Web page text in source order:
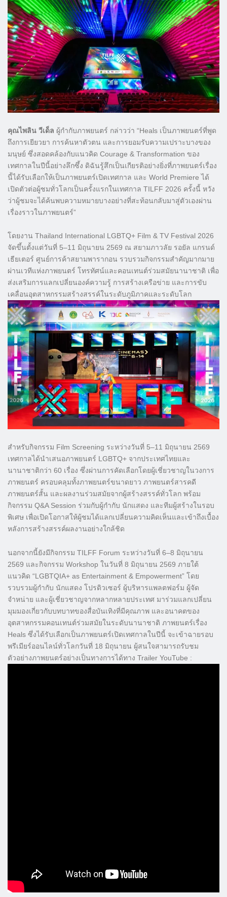
​คุณไพลิน วีเด็ล ผู้กำกับภาพยนตร์ กล่าวว่า “Heals เป็นภาพยนตร์ที่พูด
ถึงการเยียวยา การค้นหาตัวตน และการยอมรับความเปราะบางของ
มนุษย์ ซึ่งสอดคล้องกับแนวคิด Courage & Transformation ของ
เทศกาลในปีนี้อย่างลึกซึ้ง ดิฉันรู้สึกเป็นเกียรติอย่างยิ่งที่ภาพยนตร์เรื่อง
นี้ได้รับเลือกให้เป็นภาพยนตร์เปิดเทศกาล และ World Premiere ได้
เปิดตัวต่อผู้ชมทั่วโลกเป็นครั้งแรกในเทศกาล TILFF 2026 ครั้งนี้ หวัง
ว่าผู้ชมจะได้ค้นพบความหมายบางอย่างที่สะท้อนกลับมาสู่ตัวเองผ่าน
เรื่องราวในภาพยนตร์”
โดยงาน Thailand International LGBTQ+ Film & TV Festival 2026
จัดขึ้นตั้งแต่วันที่ 5–11 มิถุนายน 2569 ณ สยามภาวลัย รอยัล แกรนด์
เธียเตอร์ ศูนย์การค้าสยามพารากอน รวบรวมกิจกรรมสำคัญมากมาย
ผ่านเวทีแห่งภาพยนตร์ โทรทัศน์และคอนเทนต์ร่วมสมัยนานาชาติ เพื่อ
ส่งเสริมการแลกเปลี่ยนองค์ความรู้ การสร้างเครือข่าย และการขับ
เคลื่อนอุตสาหกรรมสร้างสรรค์ในระดับภูมิภาคและระดับโลก
​สำหรับกิจกรรม Film Screening ระหว่างวันที่ 5–11 มิถุนายน 2569
เทศกาลได้นำเสนอภาพยนตร์ LGBTQ+ จากประเทศไทยและ
นานาชาติกว่า 60 เรื่อง ซึ่งผ่านการคัดเลือกโดยผู้เชี่ยวชาญในวงการ
ภาพยนตร์ ครอบคลุมทั้งภาพยนตร์ขนาดยาว ภาพยนตร์สารคดี
ภาพยนตร์สั้น และผลงานร่วมสมัยจากผู้สร้างสรรค์ทั่วโลก พร้อม
กิจกรรม Q&A Session ร่วมกับผู้กำกับ นักแสดง และทีมผู้สร้างในรอบ
พิเศษ เพื่อเปิดโอกาสให้ผู้ชมได้แลกเปลี่ยนความคิดเห็นและเข้าถึงเบื้อง
หลังการสร้างสรรค์ผลงานอย่างใกล้ชิด
​นอกจากนี้ยังมีกิจกรรม TILFF Forum ระหว่างวันที่ 6–8 มิถุนายน
2569 และกิจกรรม Workshop ในวันที่ 8 มิถุนายน 2569 ภายใต้
แนวคิด “LGBTQIA+ as Entertainment & Empowerment” โดย
รวบรวมผู้กำกับ นักแสดง โปรดิวเซอร์ ผู้บริหารแพลตฟอร์ม ผู้จัด
จำหน่าย และผู้เชี่ยวชาญจากหลากหลายประเทศ มาร่วมแลกเปลี่ยน
มุมมองเกี่ยวกับบทบาทของสื่อบันเทิงที่มีคุณภาพ และอนาคตของ
อุตสาหกรรมคอนเทนต์ร่วมสมัยในระดับนานาชาติ ​ภาพยนตร์เรื่อง
Heals ซึ่งได้รับเลือกเป็นภาพยนตร์เปิดเทศกาลในปีนี้ จะเข้าฉายรอบ
พรีเมียร์ออนไลน์ทั่วโลกวันที่ 18 มิถุนายน ผู้สนใจสามารถรับชม
ตัวอย่างภาพยนตร์อย่างเป็นทางการได้ทาง Trailer YouTube :